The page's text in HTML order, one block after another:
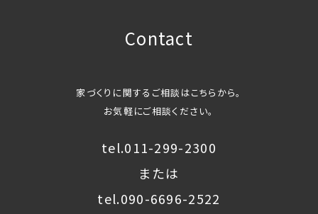
Contact
家づくりに関するご相談はこちらから。
お気軽にご相談ください。
tel.011-299-2300
または
tel.090-6696-2522